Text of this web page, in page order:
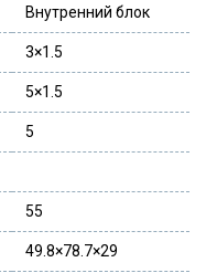
Внутренний блок
3×1.5
5×1.5
5
55
49.8×78.7×29